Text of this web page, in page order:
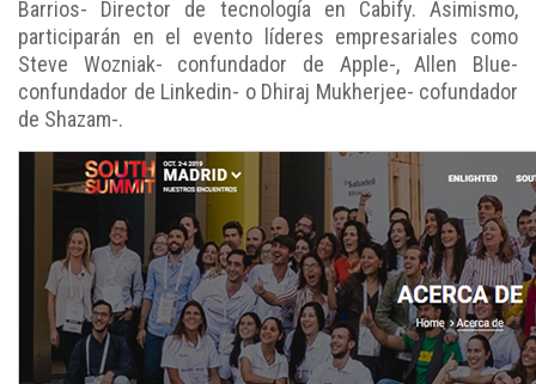
Barrios- Director de tecnología en Cabify. Asimismo,
participarán en el evento líderes empresariales como
Steve Wozniak- confundador de Apple-, Allen Blue-
confundador de Linkedin- o Dhiraj Mukherjee- cofundador
de Shazam-.